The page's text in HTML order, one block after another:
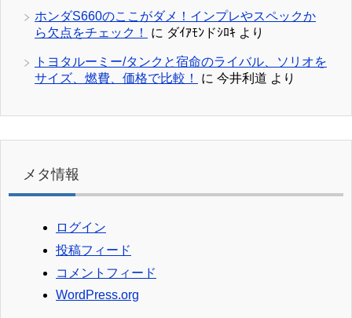
ホンダS660のここがダメ！インプレやスペックか
ら欠点をチェック！
に ダｲｱﾓﾝドｼﾛｷ より
トヨタルーミー/タンクと宿命のライバル、ソリオを
サイズ、燃費、価格で比較！
に 今井利道 より
メタ情報
ログイン
投稿フィード
コメントフィード
WordPress.org